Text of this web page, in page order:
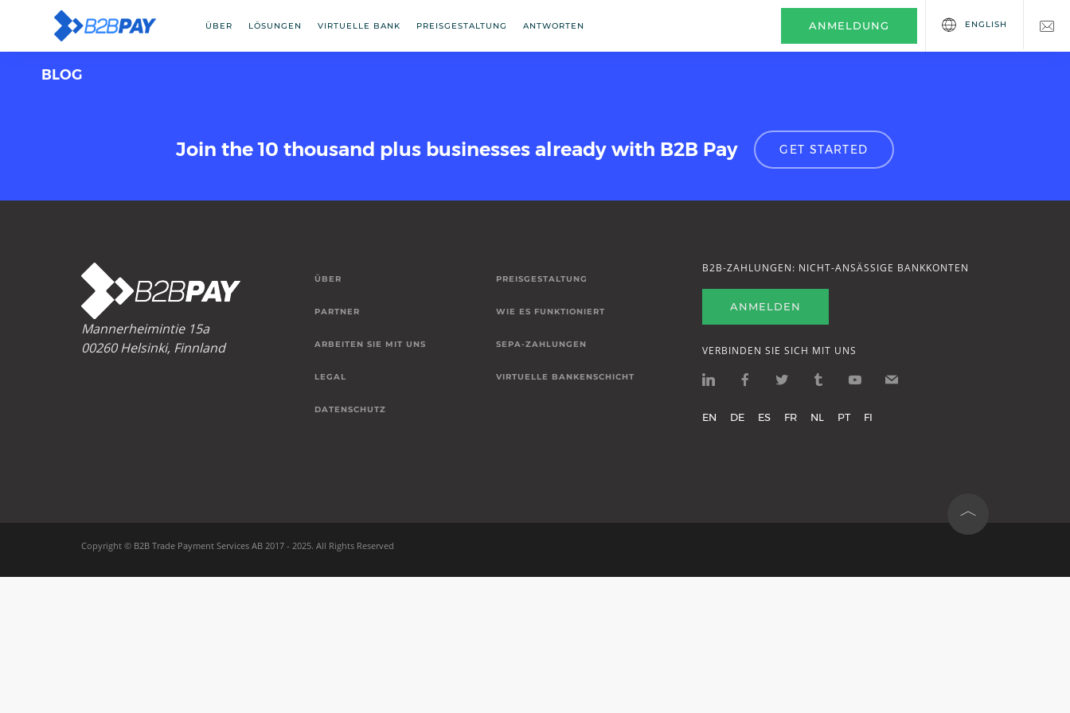
ÜBER LÖSUNGEN VIRTUELLE BANK PREISGESTALTUNG ANTWORTEN ANMELDUNG ENGLISH
BLOG
Join the 10 thousand plus businesses already with B2B Pay GET STARTED
Mannerheimintie 15a
00260 Helsinki, Finnland
ÜBER
PARTNER
ARBEITEN SIE MIT UNS
LEGAL
DATENSCHUTZ
PREISGESTALTUNG
WIE ES FUNKTIONIERT
SEPA-ZAHLUNGEN
VIRTUELLE BANKENSCHICHT
B2B-ZAHLUNGEN: NICHT-ANSÄSSIGE BANKKONTEN
ANMELDEN
VERBINDEN SIE SICH MIT UNS
EN DE ES FR NL PT FI
Copyright © B2B Trade Payment Services AB 2017 - 2025. All Rights Reserved